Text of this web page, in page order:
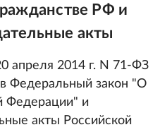
РФ и
акты
апреля 2014 г. N 71-ФЗ
Федеральный закон "О
Федерации" и
акты Российской